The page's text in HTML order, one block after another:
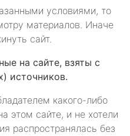
условиями, то
материалов. Иначе
сайт.
на сайте, взяты с
источников.
какого-либо
этом сайте, и не хотели
распространялась без